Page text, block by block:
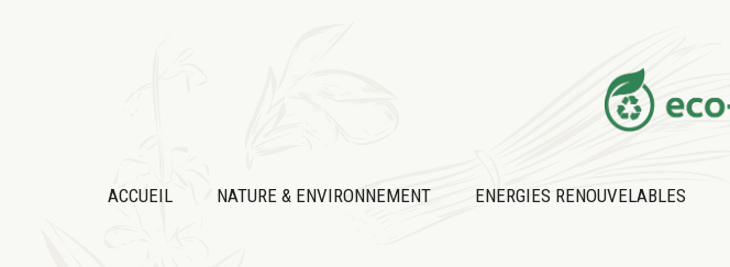
ACCUEIL NATURE & ENVIRONNEMENT ENERGIES RENOUVELABLES